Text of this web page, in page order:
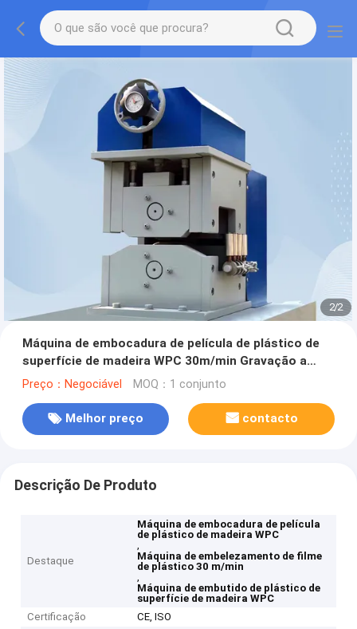
2/2
Máquina de embocadura de película de plástico de
superfície de madeira WPC 30m/min Gravação a
laser
Preço：Negociável MOQ：1 conjunto
Melhor preço contacto
Descrição De Produto
Destaque
Máquina de embocadura de película
de plástico de madeira WPC
,
Máquina de embelezamento de filme
de plástico 30 m/min
,
Máquina de embutido de plástico de
superfície de madeira WPC
Certificação
CE, ISO